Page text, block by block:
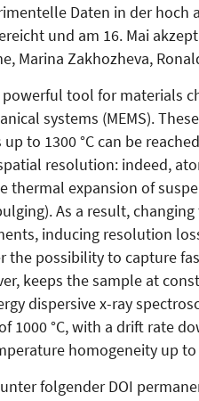
Daten in der hoch
und am 16. Mai
Marina Zakhozheva,
powerful tool for materials
systems (MEMS).
to 1300 °C can be
resolution: indeed,
thermal expansion of
As a result,
inducing resolution
the possibility to capture
keeps the sample at
dispersive x-ray
1000 °C, with a drift rate
homogeneity up to
unter folgender DOI